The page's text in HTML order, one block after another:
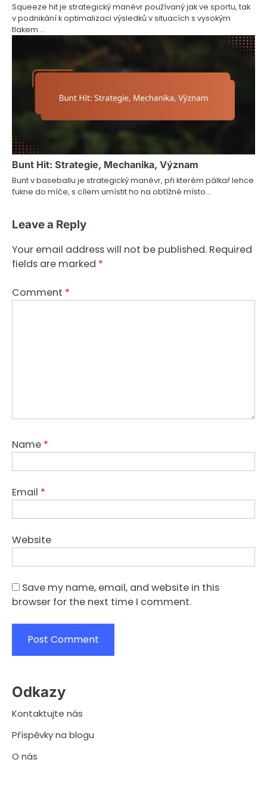
Squeeze hit je strategický manévr používaný jak ve sportu, tak
v podnikání k optimalizaci výsledků v situacích s vysokým
tlakem.…
Bunt Hit: Strategie, Mechanika, Význam
Bunt v baseballu je strategický manévr, při kterém pálkař lehce
ťukne do míče, s cílem umístit ho na obtížné místo…
Leave a Reply
Your email address will not be published. Required
fields are marked *
Comment *
Name *
Email *
Website
Save my name, email, and website in this
browser for the next time I comment.
Odkazy
Kontaktujte nás
Příspěvky na blogu
O nás